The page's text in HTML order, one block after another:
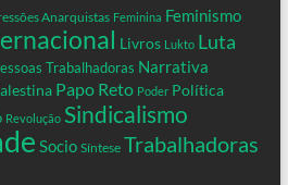
Anarquistas Feminina Feminismo
Livros Lukto Luta
Trabalhadoras Narrativa
Papo Reto Poder Política
Revolução Sindicalismo
Socio Síntese Trabalhadoras